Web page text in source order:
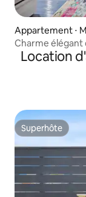
Appartement ⋅
Charme élégant
1890 avec cour
Location
Superhôte
Superhôte